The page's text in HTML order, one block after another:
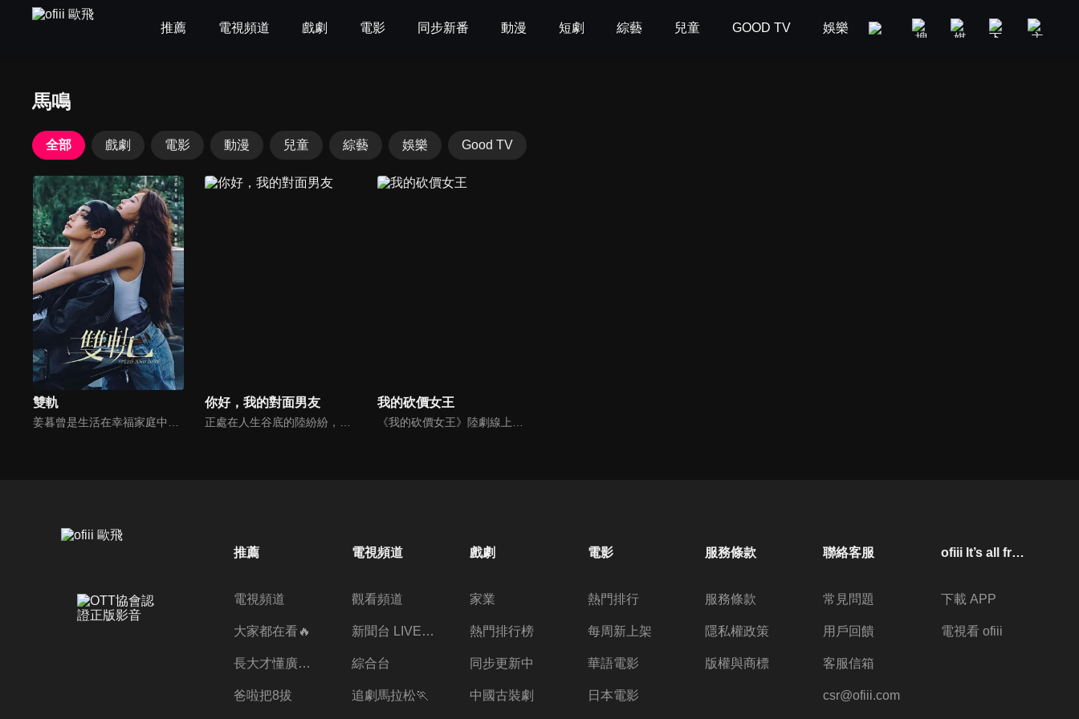
推薦 電視頻道 戲劇 電影 同步新番 動漫 短劇 綜藝 兒童 GOOD TV 娛樂 美食旅遊 新聞政論
馬鳴
全部 戲劇 電影 動漫 兒童 綜藝 娛樂 Good TV
雙軌 你好，我的對面男友 我的砍價女王
推薦
電視頻道
大家都在看🔥
長大才懂廣志的偉大
爸啦把8拔
電視頻道
觀看頻道
新聞台 LIVE 直播
綜合台
追劇馬拉松🏃
戲劇
家業
熱門排行榜
同步更新中
中國古裝劇
電影
熱門排行
每周新上架
華語電影
日本電影
服務條款
服務條款
隱私權政策
版權與商標
聯絡客服
常見問題
用戶回饋
客服信箱
csr@ofiii.com
ofiii lt’s all free
下載 APP
電視看 ofiii